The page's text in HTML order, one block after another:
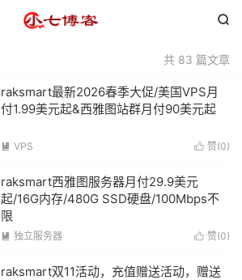

共 83 篇文章
raksmart最新2026春季大促/美国VPS月
付1.99美元起&西雅图站群月付90美元起
 赞(0)
 VPS
raksmart西雅图服务器月付29.9美元
起/16G内存/480G SSD硬盘/100Mbps不
限
 赞(0)
 独立服务器
raksmart双11活动，充值赠送活动，赠送